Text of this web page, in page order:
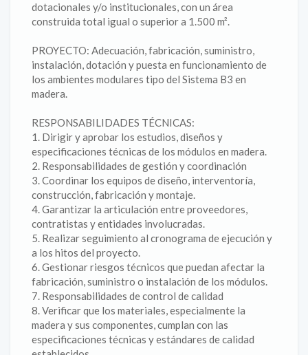
dotacionales y/o institucionales, con un área
construida total igual o superior a 1.500 m².
PROYECTO: Adecuación, fabricación, suministro,
instalación, dotación y puesta en funcionamiento de
los ambientes modulares tipo del Sistema B3 en
madera.
RESPONSABILIDADES TÉCNICAS:
1. Dirigir y aprobar los estudios, diseños y
especificaciones técnicas de los módulos en madera.
2. Responsabilidades de gestión y coordinación
3. Coordinar los equipos de diseño, interventoría,
construcción, fabricación y montaje.
4. Garantizar la articulación entre proveedores,
contratistas y entidades involucradas.
5. Realizar seguimiento al cronograma de ejecución y
a los hitos del proyecto.
6. Gestionar riesgos técnicos que puedan afectar la
fabricación, suministro o instalación de los módulos.
7. Responsabilidades de control de calidad
8. Verificar que los materiales, especialmente la
madera y sus componentes, cumplan con las
especificaciones técnicas y estándares de calidad